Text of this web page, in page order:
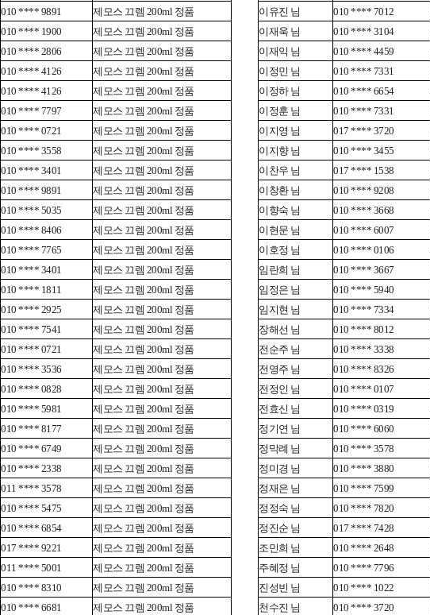
010 **** 9891 제모스 끄렘 200ml 정품 이유진 님 010 **** 7012
010 **** 1900 제모스 끄렘 200ml 정품 이재욱 님 010 **** 3104
010 **** 2806 제모스 끄렘 200ml 정품 이재익 님 010 **** 4459
010 **** 4126 제모스 끄렘 200ml 정품 이정민 님 010 **** 7331
010 **** 4126 제모스 끄렘 200ml 정품 이정하 님 010 **** 6654
010 **** 7797 제모스 끄렘 200ml 정품 이정훈 님 010 **** 7331
010 **** 0721 제모스 끄렘 200ml 정품 이지영 님 017 **** 3720
010 **** 3558 제모스 끄렘 200ml 정품 이지향 님 010 **** 3455
010 **** 3401 제모스 끄렘 200ml 정품 이찬우 님 017 **** 1538
010 **** 9891 제모스 끄렘 200ml 정품 이창환 님 010 **** 9208
010 **** 5035 제모스 끄렘 200ml 정품 이향숙 님 010 **** 3668
010 **** 8406 제모스 끄렘 200ml 정품 이현문 님 010 **** 6007
010 **** 7765 제모스 끄렘 200ml 정품 이호정 님 010 **** 0106
010 **** 3401 제모스 끄렘 200ml 정품 임란희 님 010 **** 3667
010 **** 1811 제모스 끄렘 200ml 정품 임정은 님 010 **** 5940
010 **** 2925 제모스 끄렘 200ml 정품 임지현 님 010 **** 7334
010 **** 7541 제모스 끄렘 200ml 정품 장해선 님 010 **** 8012
010 **** 0721 제모스 끄렘 200ml 정품 전순주 님 010 **** 3338
010 **** 3536 제모스 끄렘 200ml 정품 전영주 님 010 **** 8326
010 **** 0828 제모스 끄렘 200ml 정품 전정인 님 010 **** 0107
010 **** 5981 제모스 끄렘 200ml 정품 전효신 님 010 **** 0319
010 **** 8177 제모스 끄렘 200ml 정품 정기연 님 010 **** 6060
010 **** 6749 제모스 끄렘 200ml 정품 정막례 님 010 **** 3578
010 **** 2338 제모스 끄렘 200ml 정품 정미경 님 010 **** 3880
011 **** 3578 제모스 끄렘 200ml 정품 정재은 님 010 **** 7599
010 **** 5475 제모스 끄렘 200ml 정품 정정숙 님 010 **** 7820
010 **** 6854 제모스 끄렘 200ml 정품 정진순 님 017 **** 7428
017 **** 9221 제모스 끄렘 200ml 정품 조민희 님 010 **** 2648
011 **** 5001 제모스 끄렘 200ml 정품 주혜정 님 010 **** 7796
010 **** 8310 제모스 끄렘 200ml 정품 진성빈 님 010 **** 1022
010 **** 6681 제모스 끄렘 200ml 정품 천수진 님 010 **** 3720